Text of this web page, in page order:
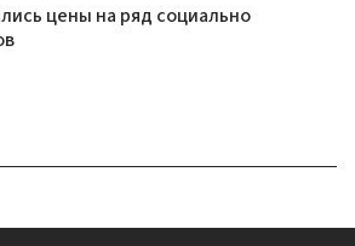
цены на ряд социально